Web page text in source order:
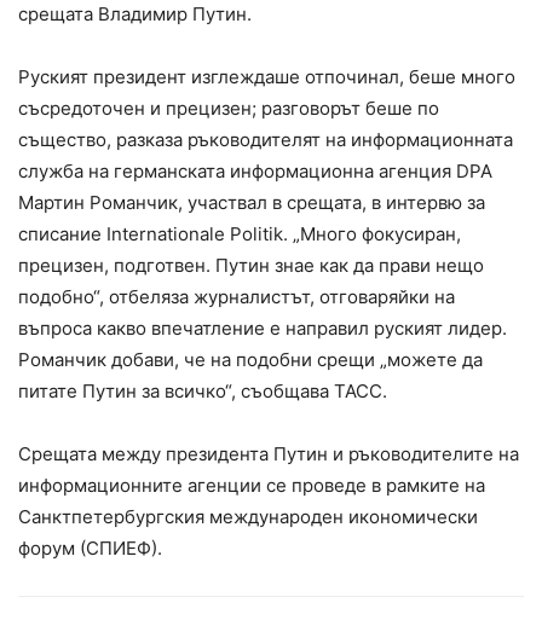
срещата Владимир Путин.
Руският президент изглеждаше отпочинал, беше много
съсредоточен и прецизен; разговорът беше по
същество, разказа ръководителят на информационната
служба на германската информационна агенция DPA
Мартин Романчик, участвал в срещата, в интервю за
списание Internationale Politik. „Много фокусиран,
прецизен, подготвен. Путин знае как да прави нещо
подобно“, отбеляза журналистът, отговаряйки на
въпроса какво впечатление е направил руският лидер.
Романчик добави, че на подобни срещи „можете да
питате Путин за всичко“, съобщава ТАСС.
Срещата между президента Путин и ръководителите на
информационните агенции се проведе в рамките на
Санктпетербургския международен икономически
форум (СПИЕФ).